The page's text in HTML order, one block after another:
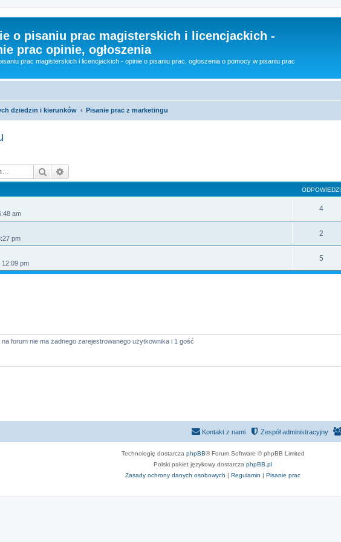
o pisaniu prac magisterskich i licencjackich -
prac opinie, ogłoszenia
prac magisterskich i licencjackich - opinie o pisaniu prac, ogłoszenia o pomocy w pisaniu prac
dziedzin i kierunków Pisanie prac z marketingu
Szukaj
ODPOWIEDZI
am
4
pm
2
pm
5
forum nie ma żadnego zarejestrowanego użytkownika i 1 gość
Zespół administracyjny
Kontakt z nami
Technologię dostarcza phpBB® Forum Software © phpBB Limited
Polski pakiet językowy dostarcza phpBB.pl
Zasady ochrony danych osobowych | Regulamin | Pisanie prac